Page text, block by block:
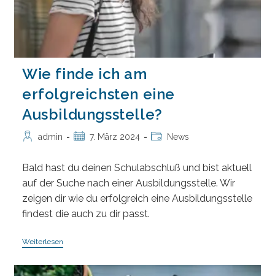
Wie finde ich am
erfolgreichsten eine
Ausbildungsstelle?
Beitrags-
admin
Beitrag7. März 2024
Beitrags-
News
Bald hast du deinen Schulabschluß und bist aktuell
auf der Suche nach einer Ausbildungsstelle. Wir
zeigen dir wie du erfolgreich eine Ausbildungsstelle
findest die auch zu dir passt.
WeiterlesenWie
Am